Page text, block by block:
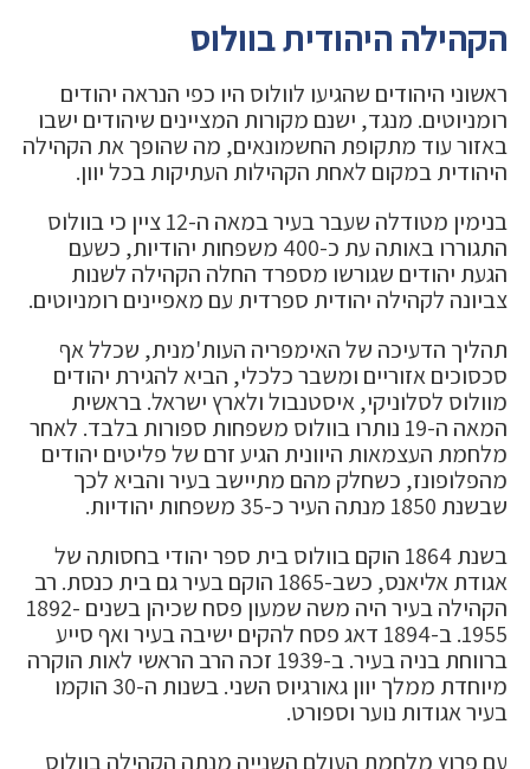
הקהילה היהודית בוולוס
ראשוני היהודים שהגיעו לוולוס היו כפי הנראה יהודים
רומניוטים. מנגד, ישנם מקורות המציינים שיהודים ישבו
באזור עוד מתקופת החשמונאים, מה שהופך את הקהילה
היהודית במקום לאחת הקהילות העתיקות בכל יוון.
בנימין מטודלה שעבר בעיר במאה ה-12 ציין כי בוולוס
התגוררו באותה עת כ-400 משפחות יהודיות, כשעם
הגעת יהודים שגורשו מספרד החלה הקהילה לשנות
צביונה לקהילה יהודית ספרדית עם מאפיינים רומניוטים.
תהליך הדעיכה של האימפריה העות'מנית, שכלל אף
סכסוכים אזוריים ומשבר כלכלי, הביא להגירת יהודים
מוולוס לסלוניקי, איסטנבול ולארץ ישראל. בראשית
המאה ה-19 נותרו בוולוס משפחות ספורות בלבד. לאחר
מלחמת העצמאות היוונית הגיע זרם של פליטים יהודים
מהפלופונז, כשחלק מהם מתיישב בעיר והביא לכך
שבשנת 1850 מנתה העיר כ-35 משפחות יהודיות.
בשנת 1864 הוקם בוולוס בית ספר יהודי בחסותה של
אגודת אליאנס, כשב-1865 הוקם בעיר גם בית כנסת. רב
הקהילה בעיר היה משה שמעון פסח שכיהן בשנים 1892-
1955. ב-1894 דאג פסח להקים ישיבה בעיר ואף סייע
ברווחת בניה בעיר. ב-1939 זכה הרב הראשי לאות הוקרה
מיוחדת ממלך יוון גאורגיוס השני. בשנות ה-30 הוקמו
בעיר אגודות נוער וספורט.
עם פרוץ מלחמת העולם השנייה מנתה הקהילה בוולוס